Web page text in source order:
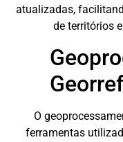
atualizadas,
de territórios
O
ferramentas